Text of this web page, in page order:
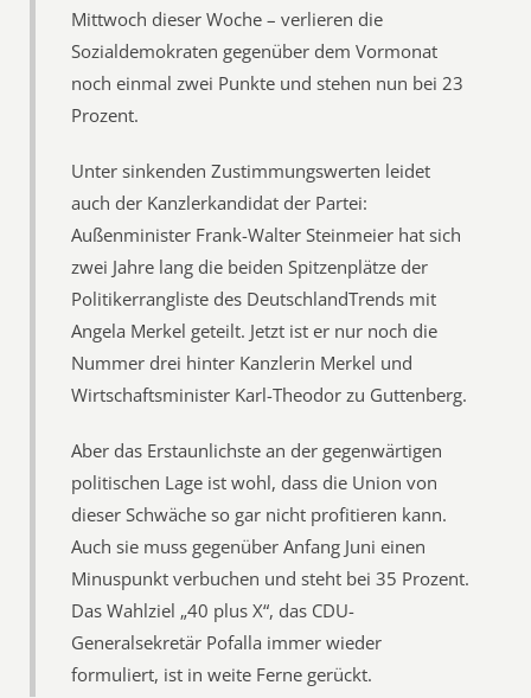
Mittwoch dieser Woche – verlieren die
Sozialdemokraten gegenüber dem Vormonat
noch einmal zwei Punkte und stehen nun bei 23
Prozent.
Unter sinkenden Zustimmungswerten leidet
auch der Kanzlerkandidat der Partei:
Außenminister Frank-Walter Steinmeier hat sich
zwei Jahre lang die beiden Spitzenplätze der
Politikerrangliste des DeutschlandTrends mit
Angela Merkel geteilt. Jetzt ist er nur noch die
Nummer drei hinter Kanzlerin Merkel und
Wirtschaftsminister Karl-Theodor zu Guttenberg.
Aber das Erstaunlichste an der gegenwärtigen
politischen Lage ist wohl, dass die Union von
dieser Schwäche so gar nicht profitieren kann.
Auch sie muss gegenüber Anfang Juni einen
Minuspunkt verbuchen und steht bei 35 Prozent.
Das Wahlziel „40 plus X“, das CDU-
Generalsekretär Pofalla immer wieder
formuliert, ist in weite Ferne gerückt.